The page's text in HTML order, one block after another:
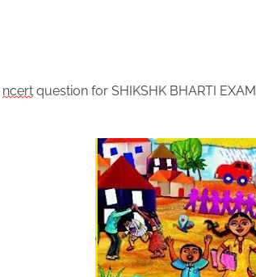
ncert question for SHIKSHK BHARTI EXAM